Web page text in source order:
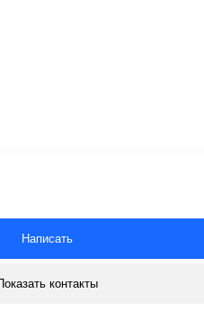
Написать
контакты